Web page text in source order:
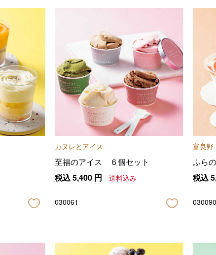
カヌレとアイス
至福のアイス ６個セット
税込5,400 円 送料込み
030061
富良野
ふら
税込
030090